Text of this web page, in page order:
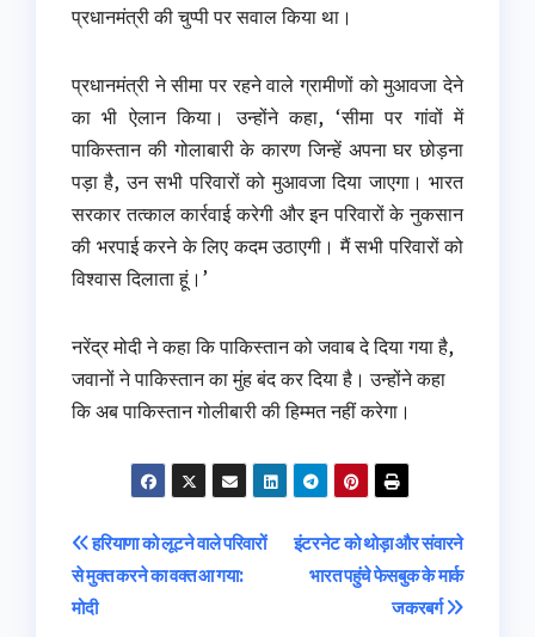
प्रधानमंत्री की चुप्पी पर सवाल किया था।
प्रधानमंत्री ने सीमा पर रहने वाले ग्रामीणों को मुआवजा देने
का भी ऐलान किया। उन्होंने कहा, ‘सीमा पर गांवों में
पाकिस्तान की गोलाबारी के कारण जिन्हें अपना घर छोड़ना
पड़ा है, उन सभी परिवारों को मुआवजा दिया जाएगा। भारत
सरकार तत्काल कार्रवाई करेगी और इन परिवारों के नुकसान
की भरपाई करने के लिए कदम उठाएगी। मैं सभी परिवारों को
विश्वास दिलाता हूं।’
नरेंद्र मोदी ने कहा कि पाकिस्तान को जवाब दे दिया गया है,
जवानों ने पाकिस्तान का मुंह बंद कर दिया है। उन्होंने कहा
कि अब पाकिस्तान गोलीबारी की हिम्मत नहीं करेगा।
Post
navigation
इंटरनेट को थोड़ा और संवारने
भारत पहुंचे फेसबुक के मार्क
जकरबर्ग
हरियाणा को लूटने वाले परिवारों
से मुक्त करने का वक्त आ गया:
मोदी